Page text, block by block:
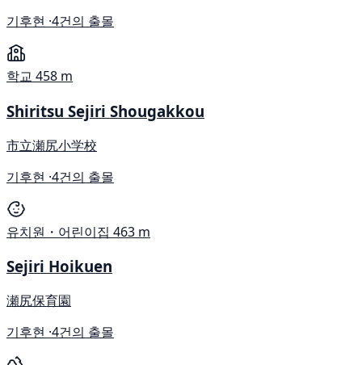
기후현 ·4건의 출몰
학교 458 m
Shiritsu Sejiri Shougakkou
市立瀬尻小学校
기후현 ·4건의 출몰
유치원・어린이집 463 m
Sejiri Hoikuen
瀬尻保育園
기후현 ·4건의 출몰